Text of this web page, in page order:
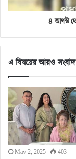
৪ আগস্ট
এ বিষয়ের আরও সংবাদ
May 2, 2025 403